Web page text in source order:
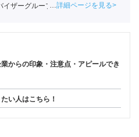
イザーグループの責任者として年間
詳細ページを見る
からの印象・注意点・アピールでき
い人はこちら！